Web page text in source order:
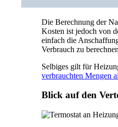
Die Berechnung der
Kosten ist jedoch von
einfach die
Verbrauch zu
Selbiges gilt für
verbrauchten Mengen
Blick auf den